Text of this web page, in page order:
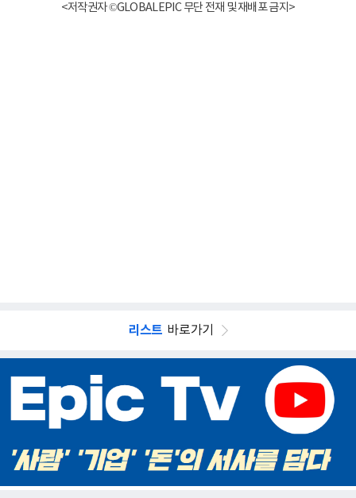
<저작권자 ©GLOBALEPIC 무단 전재 및 재배포 금지>
리스트 바로가기